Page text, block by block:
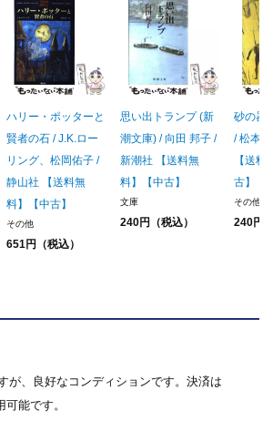
ハリー・ポッターと
賢者の石 / J.K.ロー
リング、松岡佑子 /
静山社 【送料無
料】【中古】
その他
651円（税込）
思い出トランプ (新
潮文庫) / 向田 邦子 /
新潮社 【送料無
料】【中古】
文庫
240円（税込）
砂の器
/ 松本
【送
古】
その他
240円
が、良好なコンディションです。決済は
能です。